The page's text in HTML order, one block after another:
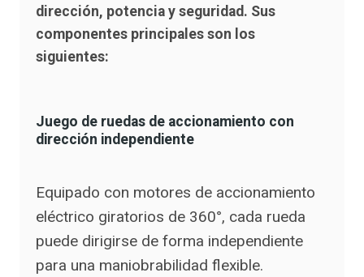
dirección, potencia y seguridad. Sus
componentes principales son los
siguientes:
Juego de ruedas de accionamiento con
dirección independiente
Equipado con motores de accionamiento
eléctrico giratorios de 360°, cada rueda
puede dirigirse de forma independiente
para una maniobrabilidad flexible.